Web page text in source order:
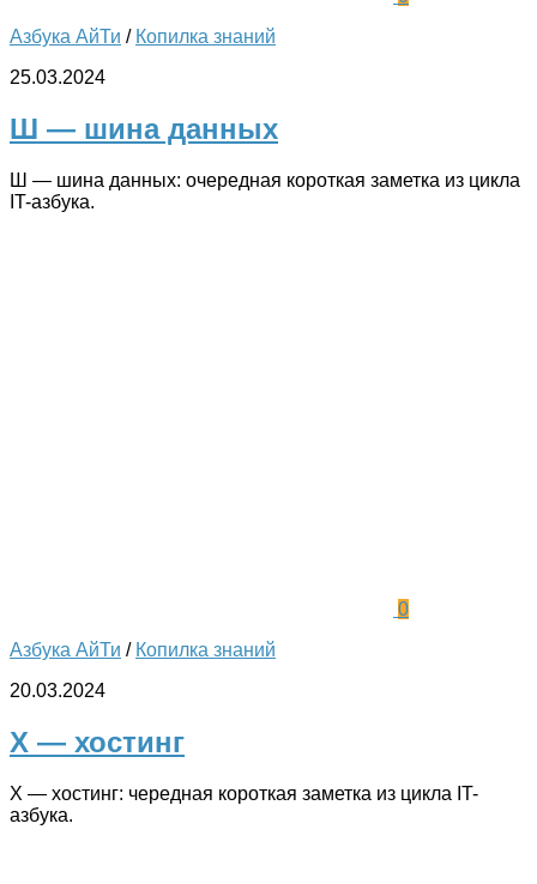
Азбука АйТи / Копилка знаний
25.03.2024
Ш — шина данных
Ш — шина данных: очередная короткая заметка из цикла
IT-азбука.
0
Азбука АйТи / Копилка знаний
20.03.2024
Х — хостинг
Х — хостинг: чередная короткая заметка из цикла IT-
азбука.